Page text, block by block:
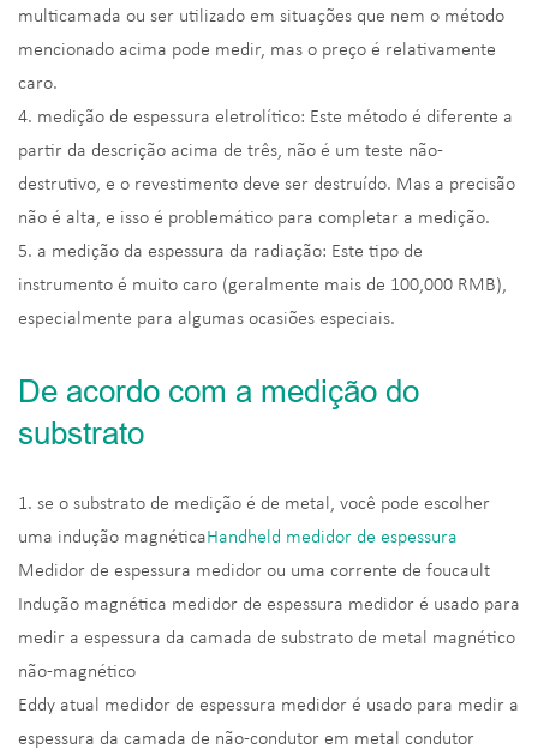
multicamada ou ser utilizado em situações que nem o método
mencionado acima pode medir, mas o preço é relativamente
caro.
4. medição de espessura eletrolítico: Este método é diferente a
partir da descrição acima de três, não é um teste não-
destrutivo, e o revestimento deve ser destruído. Mas a precisão
não é alta, e isso é problemático para completar a medição.
5. a medição da espessura da radiação: Este tipo de
instrumento é muito caro (geralmente mais de 100,000 RMB),
especialmente para algumas ocasiões especiais.
De acordo com a medição do
substrato
1. se o substrato de medição é de metal, você pode escolher
uma indução magnéticaHandheld medidor de espessura
Medidor de espessura medidor ou uma corrente de foucault
Indução magnética medidor de espessura medidor é usado para
medir a espessura da camada de substrato de metal magnético
não-magnético
Eddy atual medidor de espessura medidor é usado para medir a
espessura da camada de não-condutor em metal condutor